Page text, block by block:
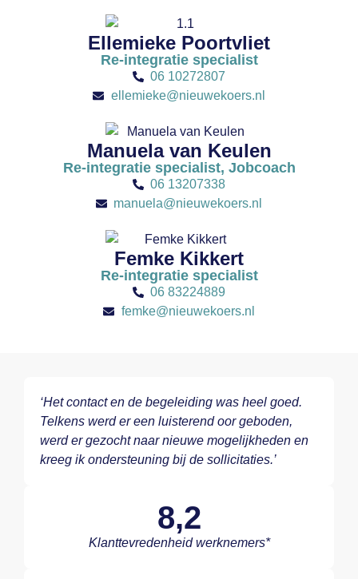
Ellemieke Poortvliet
Re-integratie specialist
06 10272807
ellemieke@nieuwekoers.nl
Manuela van Keulen
Re-integratie specialist, Jobcoach
06 13207338
manuela@nieuwekoers.nl
Femke Kikkert
Re-integratie specialist
06 83224889
femke@nieuwekoers.nl
‘Het contact en de begeleiding was heel goed.
Telkens werd er een luisterend oor geboden,
werd er gezocht naar nieuwe mogelijkheden en
kreeg ik ondersteuning bij de sollicitaties.’
8,2
Klanttevredenheid werknemers*